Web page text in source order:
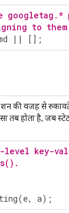
to
|| [];
की वजह से
होता है, जब
key-
(e, a);